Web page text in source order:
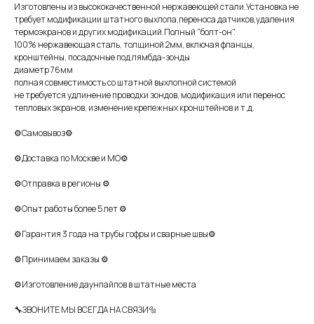
Изготовлены из высококачественной нержавеющей стали.Установка не
требует модификации штатного выхлопа,переноса датчиков,удаления
термоэкранов и других модификаций.Полный "болт-он".
100% нержавеющая сталь, толщиной 2мм, включая фланцы,
кронштейны, посадочные под лямбда-зонды
диаметр 76мм
полная совместимость со штатной выхлопной системой
не требуется удлинение проводки зондов, модификация или перенос
тепловых экранов, изменение крепежных кронштейнов и т.д.
⚙Самовывоз⚙
⚙Доставка по Москве и МО⚙
⚙Отправка в регионы ⚙
⚙Опыт работы более 5 лет ⚙
⚙Гарантия 3 года на трубы гофры и сварные швы⚙
⚙Принимаем заказы ⚙
⚙Изготовление даунпайпов в штатные места
🔧ЗВОНИТЕ МЫ ВСЕГДА НА СВЯЗИ🔩